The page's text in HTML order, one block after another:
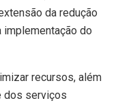
da redução
do
recursos, além
dos serviços